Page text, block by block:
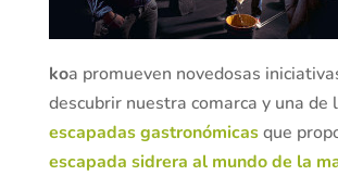
koa promueven novedosas
descubrir nuestra comarca y una de
escapadas gastronómicasque
escapada sidrera al mundo de la